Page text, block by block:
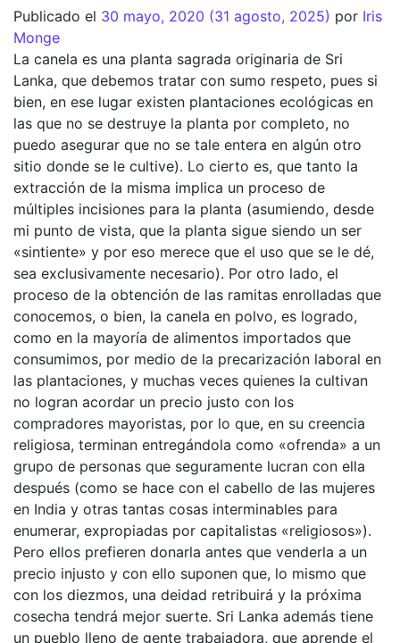
Publicado el 30 mayo, 2020 (31 agosto, 2025) por Iris
Monge
La canela es una planta sagrada originaria de Sri
Lanka, que debemos tratar con sumo respeto, pues si
bien, en ese lugar existen plantaciones ecológicas en
las que no se destruye la planta por completo, no
puedo asegurar que no se tale entera en algún otro
sitio donde se le cultive). Lo cierto es, que tanto la
extracción de la misma implica un proceso de
múltiples incisiones para la planta (asumiendo, desde
mi punto de vista, que la planta sigue siendo un ser
«sintiente» y por eso merece que el uso que se le dé,
sea exclusivamente necesario). Por otro lado, el
proceso de la obtención de las ramitas enrolladas que
conocemos, o bien, la canela en polvo, es logrado,
como en la mayoría de alimentos importados que
consumimos, por medio de la precarización laboral en
las plantaciones, y muchas veces quienes la cultivan
no logran acordar un precio justo con los
compradores mayoristas, por lo que, en su creencia
religiosa, terminan entregándola como «ofrenda» a un
grupo de personas que seguramente lucran con ella
después (como se hace con el cabello de las mujeres
en India y otras tantas cosas interminables para
enumerar, expropiadas por capitalistas «religiosos»).
Pero ellos prefieren donarla antes que venderla a un
precio injusto y con ello suponen que, lo mismo que
con los diezmos, una deidad retribuirá y la próxima
cosecha tendrá mejor suerte. Sri Lanka además tiene
un pueblo lleno de gente trabajadora, que aprende el